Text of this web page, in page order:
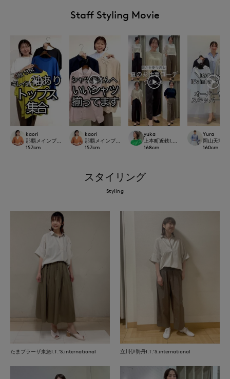
Staff Styling Movie
kaori
那覇メインプレイスI.T.'S.international
157cm
kaori
那覇メインプレイスI.T.'S.international
157cm
yuka
上本町近鉄I.T.'S.international
168cm
Yura
岡山天満
160cm
スタイリング
Styling
たまプラーザ東急I.T.'S.international 立川伊勢丹I.T.'S.international